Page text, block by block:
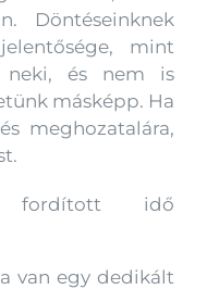
Döntéseinknek
mint
neki, és nem is
másképp. Ha
meghozatalára,
fordított idő
van egy dedikált